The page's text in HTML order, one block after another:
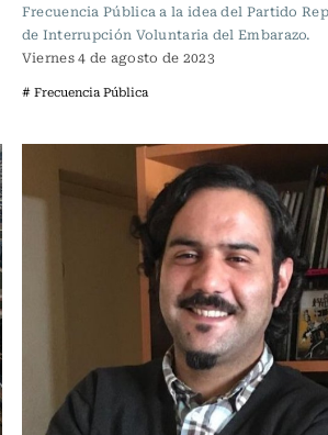
Frecuencia Pública a la idea del Partido
de Interrupción Voluntaria del Embarazo.
Viernes 4 de agosto de 2023
# Frecuencia Pública